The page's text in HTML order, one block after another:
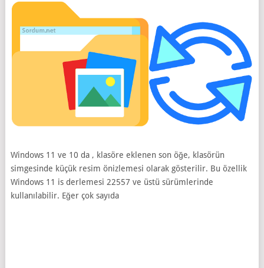
Windows 11 ve 10 da , klasöre eklenen son öğe, klasörün
simgesinde küçük resim önizlemesi olarak gösterilir. Bu özellik
Windows 11 is derlemesi 22557 ve üstü sürümlerinde
kullanılabilir. Eğer çok sayıda